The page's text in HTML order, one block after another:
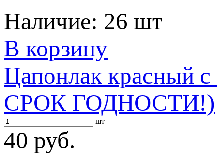
Наличие: 26 шт
В корзину
Цапонлак
СРОК ГОДНОСТИ!)
шт
40 руб.